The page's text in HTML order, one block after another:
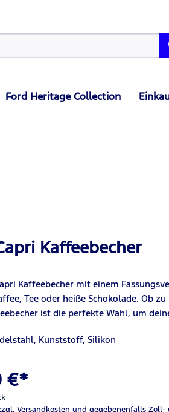
Ford Heritage Collection
Kaffeebecher
Kaffeebecher mit einem
Tee oder heiße Schokolade. Ob
ist die perfekte Wahl, um
Kunststoff, Silikon
€*
Versandkosten und gegebenenfalls Zoll-